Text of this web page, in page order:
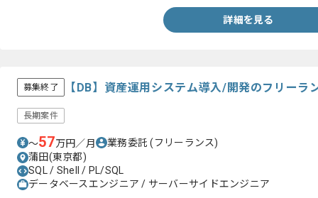
詳細を見る
募集終了 【DB】資産運用システム導入/開発のフリーラ
長期案件
〜57万円／月 業務委託(フリーランス)
蒲田(東京都)
SQL / Shell / PL/SQL
データベースエンジニア / サーバーサイドエンジニア